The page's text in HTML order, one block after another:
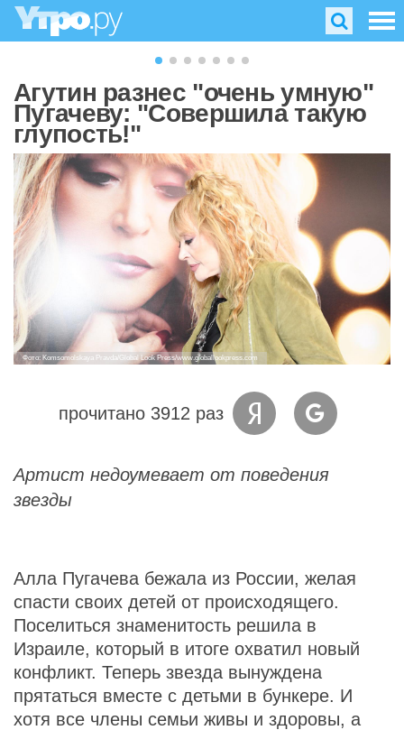
Агутин разнес "очень умную"
Пугачеву: "Совершила такую
глупость!"
Фото: Komsomolskaya Pravda/Global Look Press/www.globallookpress.com
прочитано 3912 раз
Артист недоумевает от поведения
звезды
Алла Пугачева бежала из России, желая
спасти своих детей от происходящего.
Поселиться знаменитость решила в
Израиле, который в итоге охватил новый
конфликт. Теперь звезда вынуждена
прятаться вместе с детьми в бункере. И
хотя все члены семьи живы и здоровы, а